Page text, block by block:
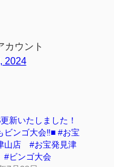
カウント
2024
新いたしました！
ビンゴ大会‼■ #お宝
山店 #お宝発見津
ビンゴ大会